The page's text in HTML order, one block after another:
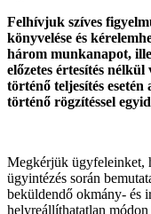
Felhívjuk szíves
könyvelése és
három munkanapot,
előzetes értesítés
történő teljesítés esetén
történő rögzítéssel
Megkérjük ügyfeleinket,
ügyintézés során
beküldendő okmány- és
helyreállíthatatlan